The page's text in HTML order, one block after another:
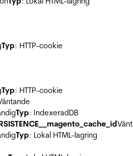
Typ: HTTP-cookie
Typ: HTTP-cookie
Typ: IndexeradDB
Typ: Lokal HTML-lagring